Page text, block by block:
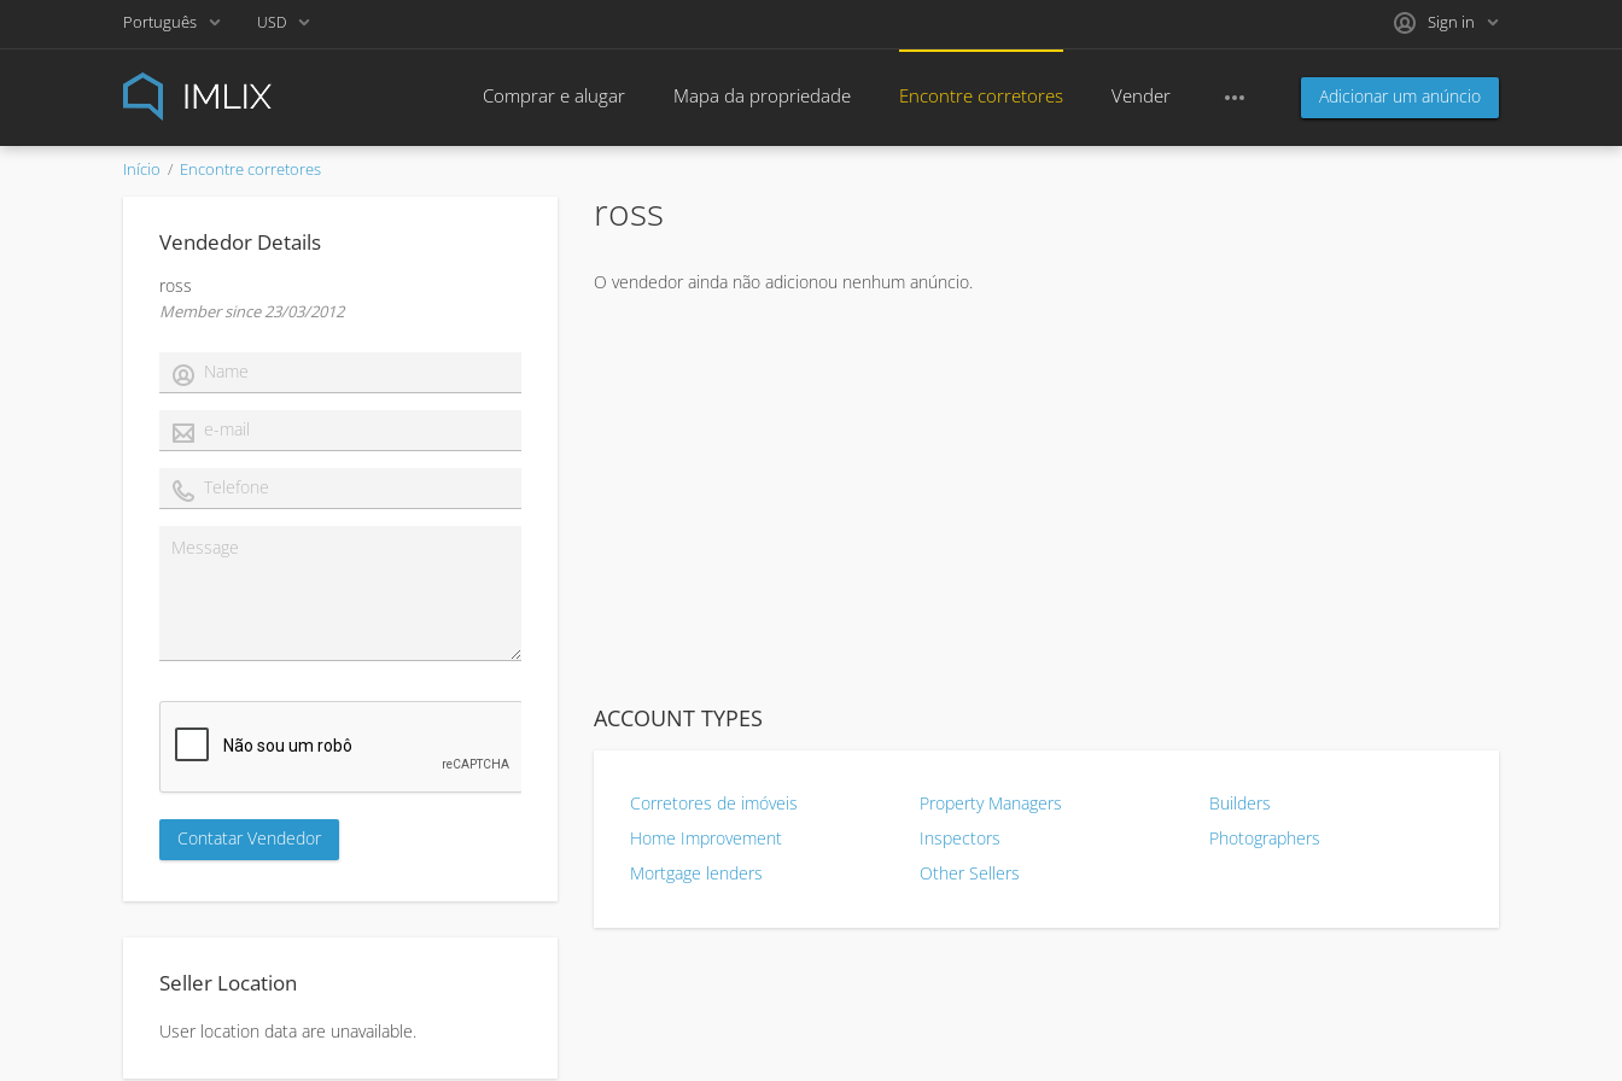
Português USD Sign in
Adicionar um anúncio
Comprar e alugar Mapa da propriedade Encontre corretores Vender
Início Encontre corretores
Vendedor Details
ross
Member since 23/03/2012
Seller Location
User location data are unavailable.
ross
O vendedor ainda não adicionou nenhum anúncio.
ACCOUNT TYPES
Corretores de imóveis Property Managers
Builders
Home Improvement
Inspectors
Photographers
Mortgage lenders
Other Sellers